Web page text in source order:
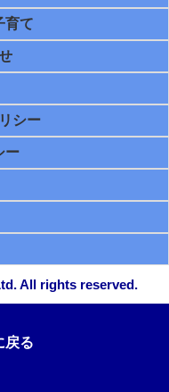
育て
シー
ー
All rights reserved.
戻る